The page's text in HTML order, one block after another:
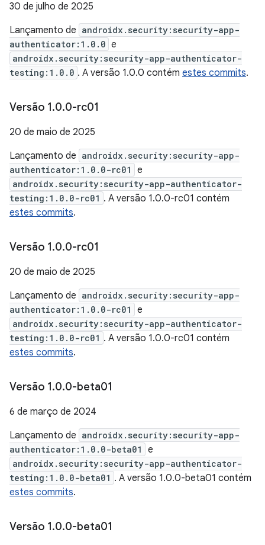
30 de julho de 2025
Lançamento de androidx.security:security-app-
authenticator:1.0.0 e
androidx.security:security-app-authenticator-
testing:1.0.0 . A versão 1.0.0 contém estes commits.
Versão 1.0.0-rc01
20 de maio de 2025
Lançamento de androidx.security:security-app-
authenticator:1.0.0-rc01
e
androidx.security:security-app-authenticator-
testing:1.0.0-rc01 . A versão 1.0.0-rc01 contém
estes commits.
Versão 1.0.0-rc01
20 de maio de 2025
Lançamento de androidx.security:security-app-
authenticator:1.0.0-rc01
e
androidx.security:security-app-authenticator-
testing:1.0.0-rc01 . A versão 1.0.0-rc01 contém
estes commits.
Versão 1.0.0-beta01
6 de março de 2024
Lançamento de androidx.security:security-app-
authenticator:1.0.0-beta01
e
androidx.security:security-app-authenticator-
testing:1.0.0-beta01 . A versão 1.0.0-beta01 contém
estes commits.
Versão 1.0.0-beta01